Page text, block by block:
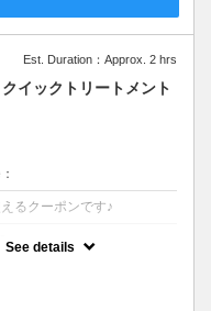
Est. Duration：Approx. 2 hrs
イックトリートメント
るクーポンです♪
See details